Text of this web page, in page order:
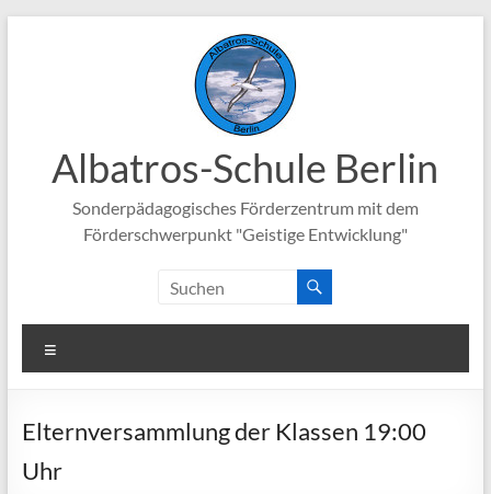
Albatros-Schule Berlin
Sonderpädagogisches Förderzentrum mit dem
Förderschwerpunkt "Geistige Entwicklung"
Elternversammlung der Klassen 19:00
Uhr